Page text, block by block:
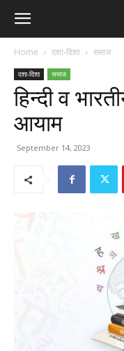
Home दशा-दिशा समाज
दशा-दिशा समाज
हिन्दी व
आयाम
September 14, 2023